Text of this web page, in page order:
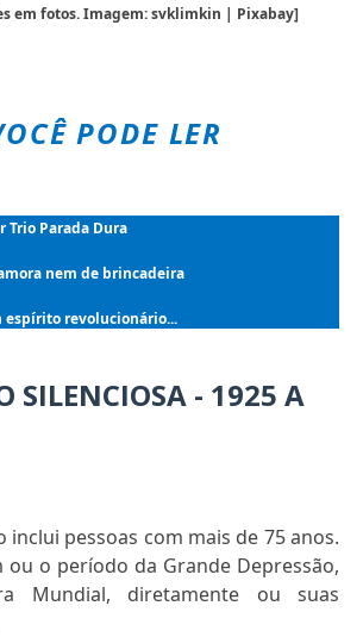
em fotos. Imagem: svklimkin | Pixabay]
PODE LER
Trio Parada Dura
nem de brincadeira
espírito revolucionário...
SILENCIOSA - 1925 A
inclui pessoas com mais de 75 anos.
ou o período da Grande Depressão,
Mundial, diretamente ou suas